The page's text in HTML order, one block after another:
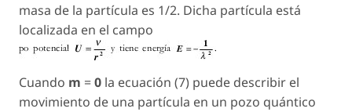
masa de la partícula es 1/2. Dicha partícula está
localizada en el campo
Cuando m =0 la ecuación (7) puede describir el
movimiento de una partícula en un pozo quántico